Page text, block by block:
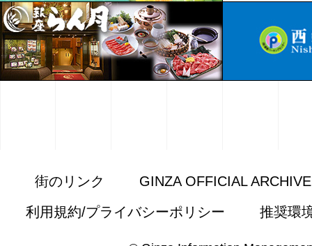
街のリンク
GINZA OFFICIAL
利用規約/プライバシーポリシー
推奨環